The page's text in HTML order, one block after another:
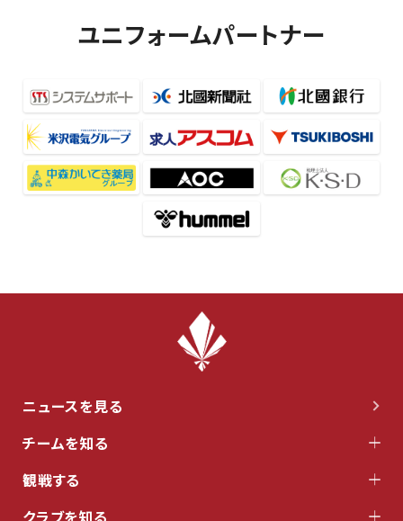
ユニフォームパートナー
ニュースを見る
チームを知る
観戦する
クラブを知る